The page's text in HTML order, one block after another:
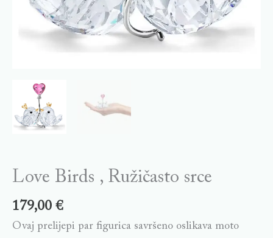
Love Birds , Ružičasto srce
179,00 €
Ovaj prelijepi par figurica savršeno oslikava moto